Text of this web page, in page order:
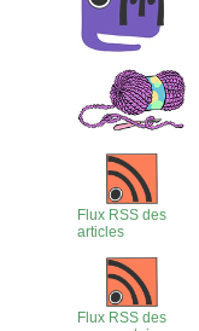
Flux RSS des
articles
Flux RSS des